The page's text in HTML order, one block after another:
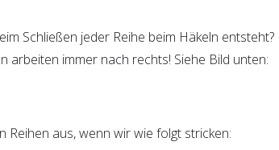
Schließen jeder Reihe beim Häkeln entsteht?
arbeiten immer nach rechts! Siehe Bild unten:
Reihen aus, wenn wir wie folgt stricken: